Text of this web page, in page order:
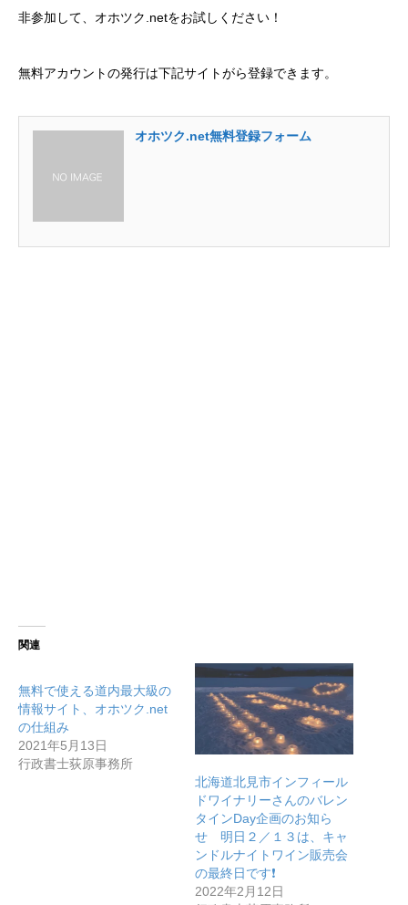
非参加して、オホツク.netをお試しください！
無料アカウントの発行は下記サイトがら登録できます。
オホツク.net無料登録フォーム
関連
無料で使える道内最大級の
情報サイト、オホツク.net
の仕組み
2021年5月13日
行政書士荻原事務所
北海道北見市インフィール
ドワイナリーさんのバレン
タインDay企画のお知ら
せ 明日２／１３は、キャ
ンドルナイトワイン販売会
の最終日です❗
2022年2月12日